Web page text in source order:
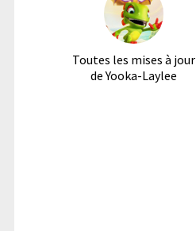
Toutes les mises à jour
de Yooka-Laylee